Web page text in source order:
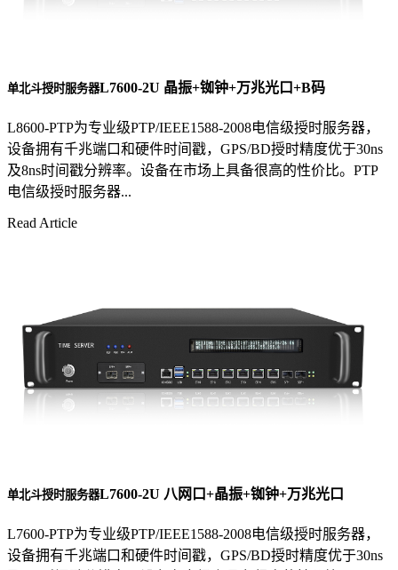
单北斗授时服务器L7600-2U 晶振+铷钟+万兆光口+B码
L8600-PTP为专业级PTP/IEEE1588-2008电信级授时服务器，
设备拥有千兆端口和硬件时间戳，GPS/BD授时精度优于30ns
及8ns时间戳分辨率。设备在市场上具备很高的性价比。PTP
电信级授时服务器...
Read Article
单北斗授时服务器L7600-2U 八网口+晶振+铷钟+万兆光口
L7600-PTP为专业级PTP/IEEE1588-2008电信级授时服务器，
设备拥有千兆端口和硬件时间戳，GPS/BD授时精度优于30ns